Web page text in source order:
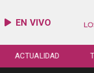
EN VIVO
ACTUALIDAD